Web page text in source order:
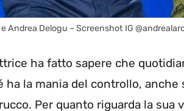
Andrea Delogu – Screenshot IG
ha fatto sapere che
ha la mania del controllo, anche
Per quanto riguarda la